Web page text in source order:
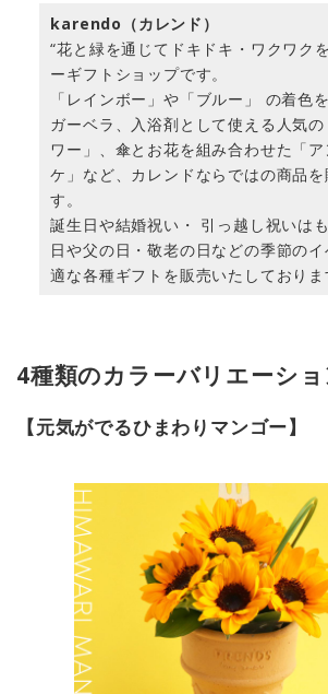
karendo（カレンド）
“花と緑を通じてドキドキ・ワクワク
ーギフトショップです。
「レインボー」や「ブルー」 の着色
ガーベラ、入浴剤として使える人気
ワー」、傘とお花を組み合わせた「
ケ」など、カレンドならではの商品を
す。
誕生日や結婚祝い・ 引っ越し祝いは
日や父の日・敬老の日などの季節の
適な各種ギフトを販売いたしておりま
4種類のカラーバリエーショ
【元気がでるひまわりマンゴー】